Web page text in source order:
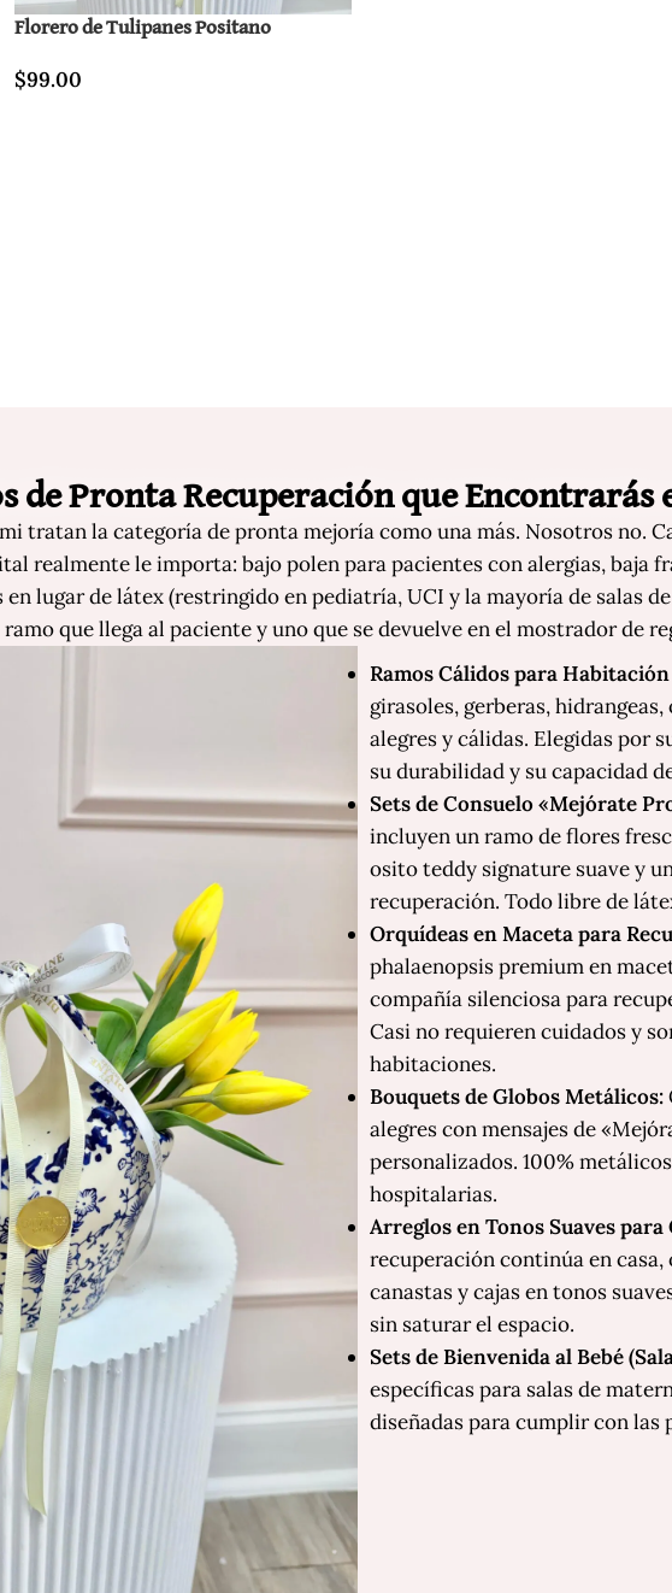
Florero de Tulipanes Positano
$99.00
de Pronta Recuperación que Encontrarás
tratan la categoría de pronta mejoría como una más. Nosotros no.
realmente le importa: bajo polen para pacientes con alergias, baja
lugar de látex (restringido en pediatría, UCI y la mayoría de salas
ramo que llega al paciente y uno que se devuelve en el mostrador de
Ramos Cálidos para
girasoles, gerberas,
alegres y cálidas. Elegidas por
su durabilidad y su capacidad
Sets de Consuelo «Mejórate
incluyen un ramo de flores
osito teddy signature suave y
recuperación. Todo libre de
Orquídeas en Maceta para
phalaenopsis premium en
compañía silenciosa para
Casi no requieren cuidados y
habitaciones.
Bouquets de Globos Metálicos:
alegres con mensajes de
personalizados. 100%
hospitalarias.
Arreglos en Tonos Suaves
recuperación continúa en
canastas y cajas en tonos
sin saturar el espacio.
Sets de Bienvenida al Bebé
específicas para salas de
diseñadas para cumplir con las